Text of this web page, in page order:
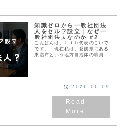
知識ゼロから一般社団法
人をセルフ設立｜なぜ一
般社団法人なのか #2
こんばんは。Ｌｉｂ代表のこいで
です。 現在私は、愛媛県にある
東温市という地方自治体の職員と
2026.06.09